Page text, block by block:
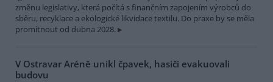
změnu legislativy, která počítá s finančním zapojením výrobců do
sběru, recyklace a ekologické likvidace textilu. Do praxe by se měla
promítnout od dubna 2028.
V Ostravar Aréně unikl čpavek, hasiči evakuovali
budovu